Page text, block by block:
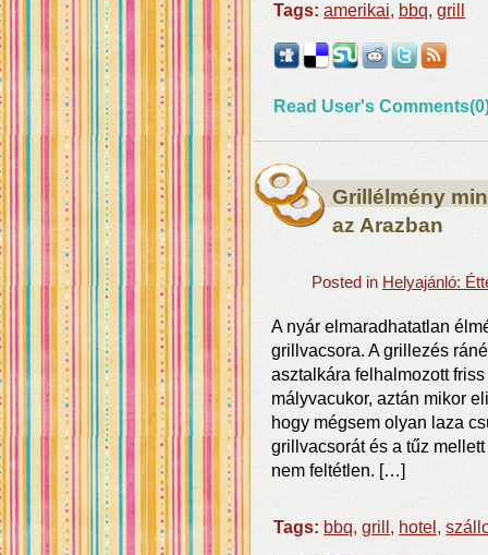
Tags: amerikai, bbq, grill
Read User's
Grillélmény
az Arazban
Posted in Helyajánló:
A nyár elmaradhatatlan
grillvacsora. A grillezés
asztalkára felhalmozott
mályvacukor, aztán mikor
hogy mégsem olyan laza
grillvacsorát és a tűz
nem feltétlen. […]
Tags: bbq, grill , hotel ,